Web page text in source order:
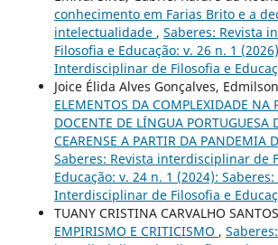
conhecimento em Farias Brito e a
intelectualidade , Saberes: Revista
Filosofia e Educação: v. 26 n. 1
Interdisciplinar de Filosofia e
Joice Élida Alves Gonçalves,
ELEMENTOS DA COMPLEXIDADE NA
DOCENTE DE LÍNGUA PORTUGUESA
CEARENSE A PARTIR DA PANDEMIA
Saberes: Revista interdisciplinar de
Educação: v. 24 n. 1 (2024): Saberes:
Interdisciplinar de Filosofia e
TUANY CRISTINA CARVALHO
EMPIRISMO E CRITICISMO ,